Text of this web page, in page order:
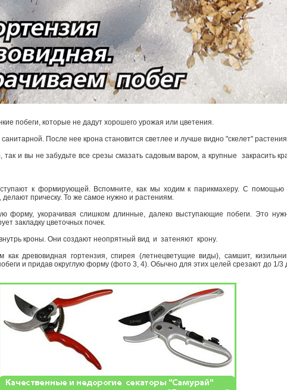
побеги, которые не дадут хорошего урожая или цветения.
После нее крона становится светлее и лучше видно "скелет"
так и вы не забудьте все срезы смазать садовым варом, а крупные ­ закрасить
к формирующей. Вспомните, как мы ходим к парикмахеру. С помощью
прическу. То же самое нужно и растениям.
форму, укорачивая слишком длинные, далеко выступающие побеги. Это
закладку цветочных почек.
кроны. Они создают неопрятный вид и затеняют крону.
как древовидная гортензия, спирея (летнецветущие виды), самшит,
и придав округлую форму (фото 3, 4). Обычно для этих целей срезают до 1/3